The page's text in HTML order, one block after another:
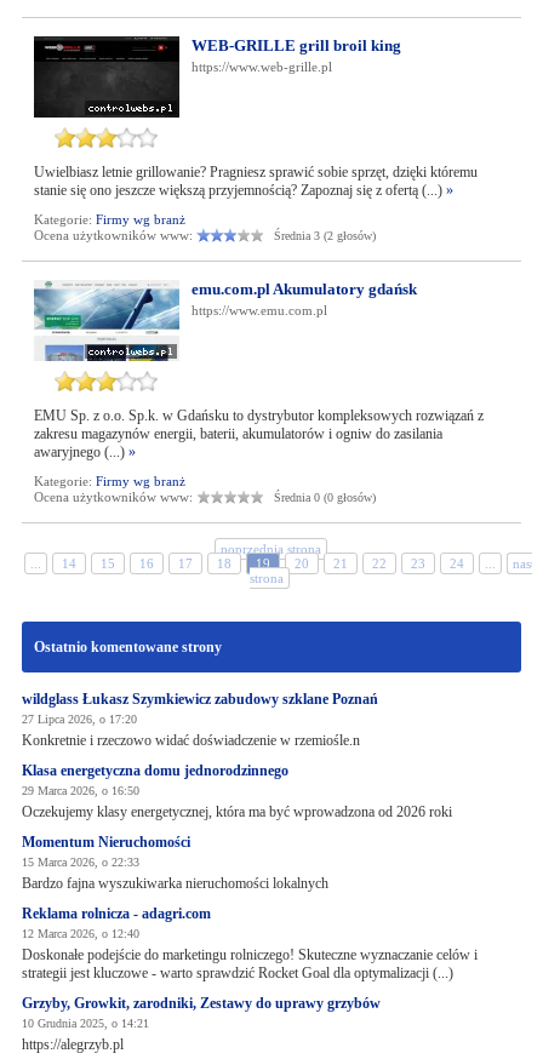
WEB-GRILLE grill broil king
https://www.web-grille.pl
Uwielbiasz letnie grillowanie? Pragniesz sprawić sobie sprzęt, dzięki któremu
stanie się ono jeszcze większą przyjemnością? Zapoznaj się z ofertą (...) »
Kategorie: Firmy wg branż
Ocena użytkowników www:
Średnia 3 (2 głosów)
emu.com.pl Akumulatory gdańsk
https://www.emu.com.pl
EMU Sp. z o.o. Sp.k. w Gdańsku to dystrybutor kompleksowych rozwiązań z
zakresu magazynów energii, baterii, akumulatorów i ogniw do zasilania
awaryjnego (...) »
Kategorie: Firmy wg branż
Ocena użytkowników www:
Średnia 0 (0 głosów)
poprzednia strona
14 15 16 17 18 19 20 21 22 23 24
strona
Ostatnio komentowane strony
wildglass Łukasz Szymkiewicz zabudowy szklane Poznań
27 Lipca 2026, o 17:20
Konkretnie i rzeczowo widać doświadczenie w rzemiośle.n
Klasa energetyczna domu jednorodzinnego
29 Marca 2026, o 16:50
Oczekujemy klasy energetycznej, która ma być wprowadzona od 2026 roki
Momentum Nieruchomości
15 Marca 2026, o 22:33
Bardzo fajna wyszukiwarka nieruchomości lokalnych
Reklama rolnicza - adagri.com
12 Marca 2026, o 12:40
Doskonałe podejście do marketingu rolniczego! Skuteczne wyznaczanie celów i
strategii jest kluczowe - warto sprawdzić Rocket Goal dla optymalizacji (...)
Grzyby, Growkit, zarodniki, Zestawy do uprawy grzybów
10 Grudnia 2025, o 14:21
https://alegrzyb.pl